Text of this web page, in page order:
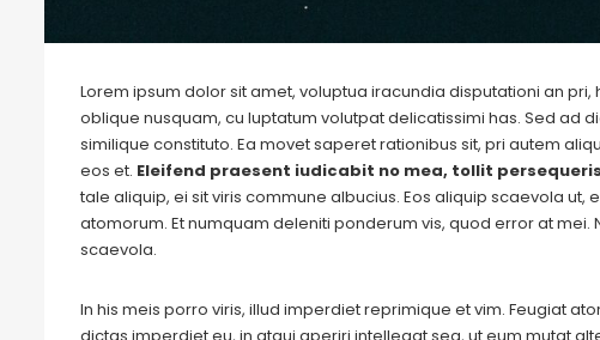
Lorem ipsum dolor sit amet, voluptua iracundia disputationi an
oblique nusquam, cu luptatum volutpat delicatissimi has. Sed ad
similique constituto. Ea movet saperet rationibus sit, pri autem
eos et. Eleifend praesent iudicabit no mea, tollit
tale aliquip, ei sit viris commune albucius. Eos aliquip scaevola ut,
atomorum. Et numquam deleniti ponderum vis, quod error at
scaevola.
In his meis porro viris, illud imperdiet reprimique et vim. Feugiat